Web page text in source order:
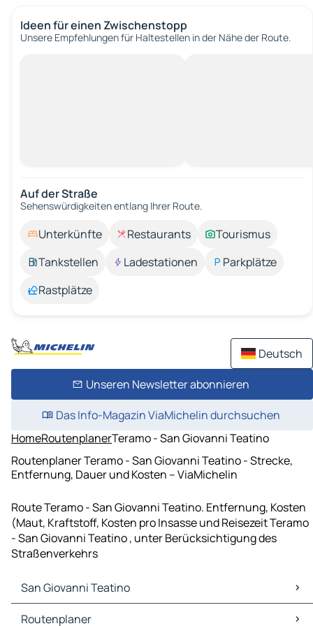
Ideen für einen Zwischenstopp
Unsere Empfehlungen für Haltestellen in der Nähe der Route.
Auf der Straße
Sehenswürdigkeiten entlang Ihrer Route.
Unterkünfte Restaurants
Tourismus
Tankstellen
Ladestationen
Parkplätze
Rastplätze
Deutsch
Unseren Newsletter abonnieren
Das Info-Magazin ViaMichelin durchsuchen
HomeRoutenplanerTeramo - San Giovanni Teatino
Routenplaner Teramo - San Giovanni Teatino - Strecke,
Entfernung, Dauer und Kosten – ViaMichelin
Route Teramo - San Giovanni Teatino. Entfernung, Kosten
(Maut, Kraftstoff, Kosten pro Insasse und Reisezeit Teramo
- San Giovanni Teatino , unter Berücksichtigung des
Straßenverkehrs
San Giovanni Teatino
San Giovanni Teatino Karten Stadtplan
Routenplaner